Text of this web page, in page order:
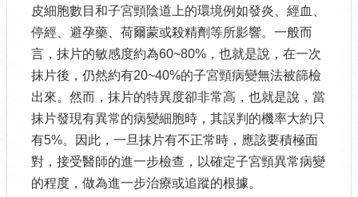
皮細胞數目和子宮頸陰道上的環境例如發炎、經血、
停經、避孕藥、荷爾蒙或殺精劑等所影響。一般而
言，抹片的敏感度約為60~80%，也就是說，在一次
抹片後，仍然約有20~40%的子宮頸病變無法被篩檢
出來。然而，抹片的特異度卻非常高，也就是說，當
抹片發現有異常的病變細胞時，其誤判的機率大約只
有5%。因此，一旦抹片有不正常時，應該要積極面
對，接受醫師的進一步檢查，以確定子宮頸異常病變
的程度，做為進一步治療或追蹤的根據。